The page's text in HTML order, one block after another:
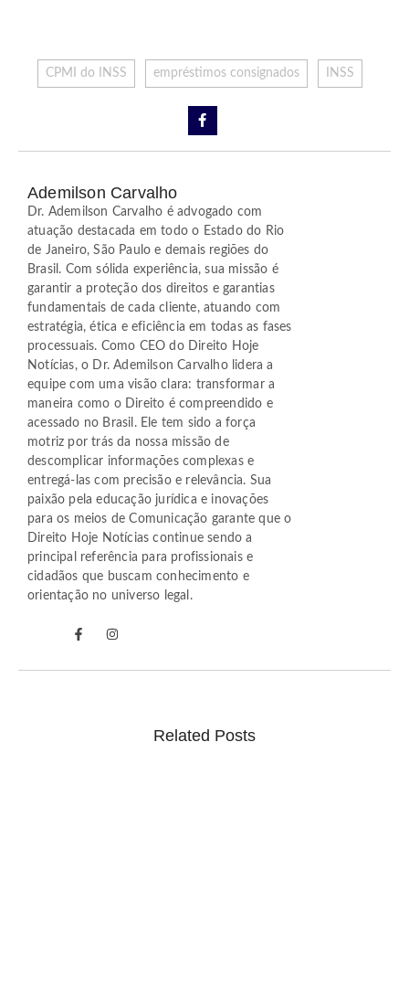
CPMI do INSS empréstimos consignados INSS
Ademilson Carvalho
Dr. Ademilson Carvalho é advogado com
atuação destacada em todo o Estado do Rio
de Janeiro, São Paulo e demais regiões do
Brasil. Com sólida experiência, sua missão é
garantir a proteção dos direitos e garantias
fundamentais de cada cliente, atuando com
estratégia, ética e eficiência em todas as fases
processuais. Como CEO do Direito Hoje
Notícias, o Dr. Ademilson Carvalho lidera a
equipe com uma visão clara: transformar a
maneira como o Direito é compreendido e
acessado no Brasil. Ele tem sido a força
motriz por trás da nossa missão de
descomplicar informações complexas e
entregá-las com precisão e relevância. Sua
paixão pela educação jurídica e inovações
para os meios de Comunicação garante que o
Direito Hoje Notícias continue sendo a
principal referência para profissionais e
cidadãos que buscam conhecimento e
orientação no universo legal.
Related Posts